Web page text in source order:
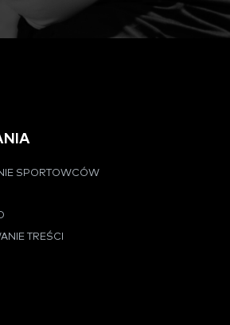
SPORTOWCÓW
TREŚCI